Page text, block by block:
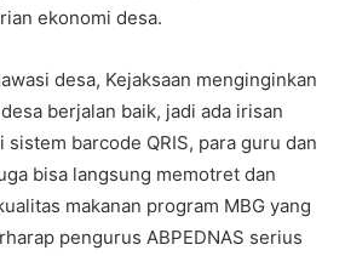
ekonomi desa.
desa, Kejaksaan menginginkan
berjalan baik, jadi ada irisan
sistem barcode QRIS, para guru dan
bisa langsung memotret dan
makanan program MBG yang
pengurus ABPEDNAS serius